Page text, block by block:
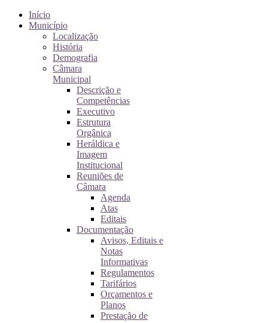
Início
Município
Localização
História
Demografia
Câmara
Municipal
Descrição e
Competências
Executivo
Estrutura
Orgânica
Heráldica e
Imagem
Institucional
Reuniões de
Câmara
Agenda
Atas
Editais
Documentação
Avisos, Editais e
Notas
Informativas
Regulamentos
Tarifários
Orçamentos e
Planos
Prestação de